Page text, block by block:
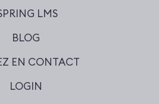
LMS
BLOG
EN CONTACT
LOGIN